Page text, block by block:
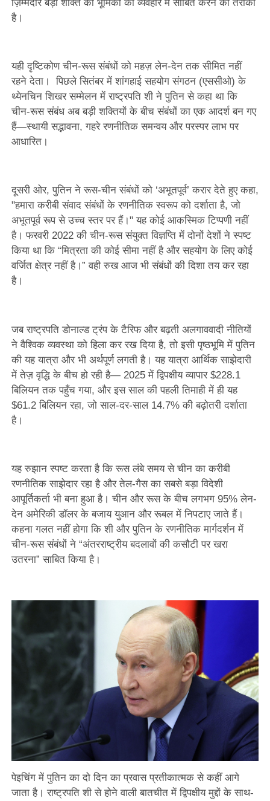
ज़िम्मेदार बड़ी शक्ति की भूमिका को व्यवहार में साबित करने का तरीका
है।
यही दृष्टिकोण चीन-रूस संबंधों को महज़ लेन-देन तक सीमित नहीं
रहने देता। पिछले सितंबर में शांगहाई सहयोग संगठन (एससीओ) के
थ्येनचिन शिखर सम्मेलन में राष्ट्रपति शी ने पुतिन से कहा था कि
चीन-रूस संबंध अब बड़ी शक्तियों के बीच संबंधों का एक आदर्श बन गए
हैं—स्थायी सद्भावना, गहरे रणनीतिक समन्वय और परस्पर लाभ पर
आधारित।
दूसरी ओर, पुतिन ने रूस-चीन संबंधों को ‘अभूतपूर्व’ करार देते हुए कहा,
"हमारा करीबी संवाद संबंधों के रणनीतिक स्वरूप को दर्शाता है, जो
अभूतपूर्व रूप से उच्च स्तर पर हैं।" यह कोई आकस्मिक टिप्पणी नहीं
है। फरवरी 2022 की चीन-रूस संयुक्त विज्ञप्ति में दोनों देशों ने स्पष्ट
किया था कि “मित्रता की कोई सीमा नहीं है और सहयोग के लिए कोई
वर्जित क्षेत्र नहीं है।” वही रुख आज भी संबंधों की दिशा तय कर रहा
है।
जब राष्ट्रपति डोनाल्ड ट्रंप के टैरिफ और बढ़ती अलगाववादी नीतियों
ने वैश्विक व्यवस्था को हिला कर रख दिया है, तो इसी पृष्ठभूमि में पुतिन
की यह यात्रा और भी अर्थपूर्ण लगती है। यह यात्रा आर्थिक साझेदारी
में तेज़ वृद्धि के बीच हो रही है— 2025 में द्विपक्षीय व्यापार $228.1
बिलियन तक पहुँच गया, और इस साल की पहली तिमाही में ही यह
$61.2 बिलियन रहा, जो साल-दर-साल 14.7% की बढ़ोतरी दर्शाता
है।
यह रुझान स्पष्ट करता है कि रूस लंबे समय से चीन का करीबी
रणनीतिक साझेदार रहा है और तेल-गैस का सबसे बड़ा विदेशी
आपूर्तिकर्ता भी बना हुआ है। चीन और रूस के बीच लगभग 95% लेन-
देन अमेरिकी डॉलर के बजाय युआन और रूबल में निपटाए जाते हैं।
कहना गलत नहीं होगा कि शी और पुतिन के रणनीतिक मार्गदर्शन में
चीन-रूस संबंधों ने “अंतरराष्ट्रीय बदलावों की कसौटी पर खरा
उतरना” साबित किया है।
पेइचिंग में पुतिन का दो दिन का प्रवास प्रतीकात्मक से कहीं आगे
जाता है। राष्ट्रपति शी से होने वाली बातचीत में द्विपक्षीय मुद्दों के साथ-